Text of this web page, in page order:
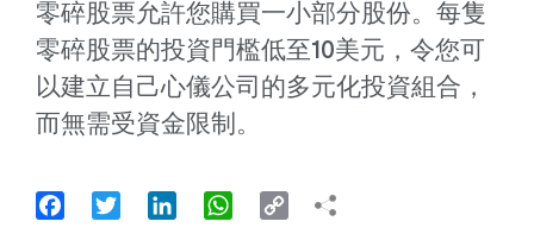
零碎股票允許您購買一小部分股份。每隻
零碎股票的投資門檻低至10美元，令您可
以建立自己心儀公司的多元化投資組合，
而無需受資金限制。
FacebookTwitter LinkedInWhatsApp
Copy